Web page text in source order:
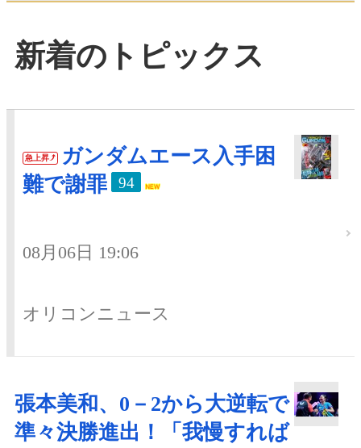
新着のトピックス
急上昇
ガンダムエース入手困
難で謝罪
94
08月06日 19:06
オリコンニュース
張本美和、0－2から大逆転で
準々決勝進出！「我慢すれば